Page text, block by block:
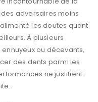
adversaires moins
les doutes quant
À plusieurs
ou décevants,
des dents parmi les
ne justifient